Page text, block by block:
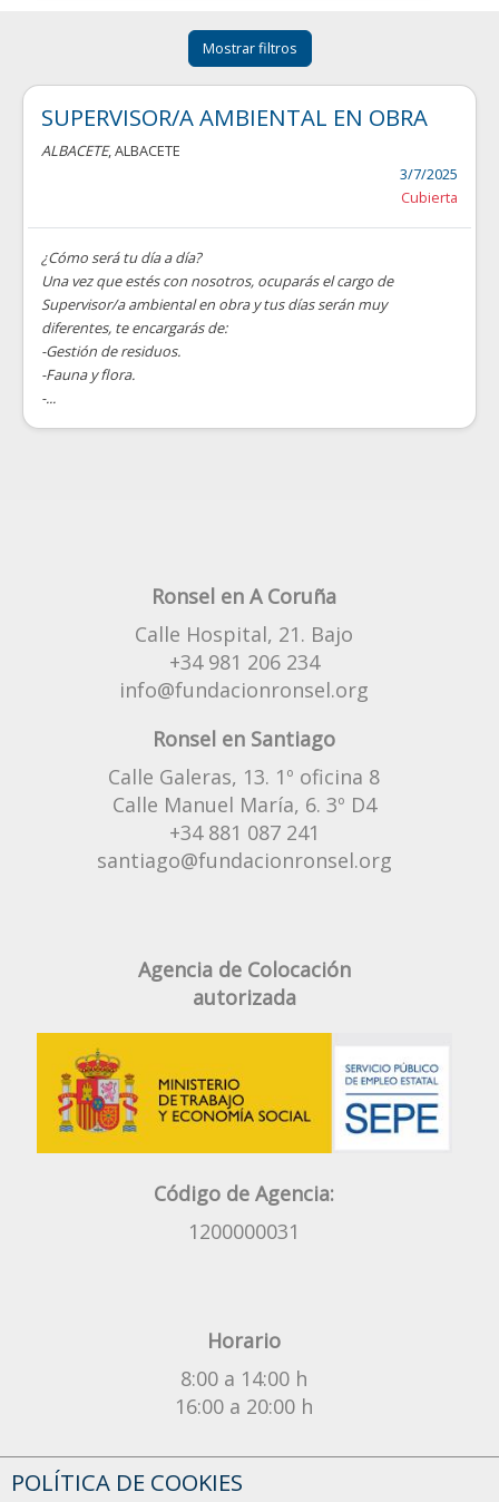
Mostrar filtros
SUPERVISOR/A AMBIENTAL EN OBRA
ALBACETE, ALBACETE
3/7/2025
Cubierta
¿Cómo será tu día a día?
Una vez que estés con nosotros, ocuparás el cargo de
Supervisor/a ambiental en obra y tus días serán muy
diferentes, te encargarás de:
-Gestión de residuos.
-Fauna y flora.
-...
Ronsel en A Coruña
Calle Hospital, 21. Bajo
+34 981 206 234
info@fundacionronsel.org
Ronsel en Santiago
Calle Galeras, 13. 1º oficina 8
Calle Manuel María, 6. 3º D4
+34 881 087 241
santiago@fundacionronsel.org
Agencia de Colocación
autorizada
Código de Agencia:
1200000031
Horario
8:00 a 14:00 h
16:00 a 20:00 h
¿Tienes alguna duda?
POLÍTICA DE COOKIES